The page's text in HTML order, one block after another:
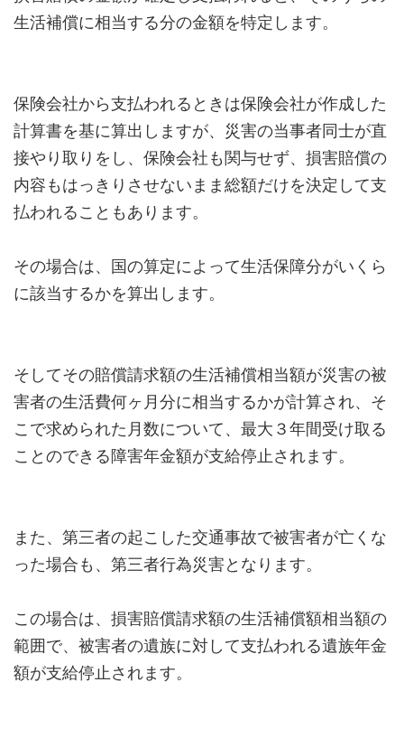
生活補償に相当する分の金額を特定します。
保険会社から支払われるときは保険会社が作成した
計算書を基に算出しますが、災害の当事者同士が直
接やり取りをし、保険会社も関与せず、損害賠償の
内容もはっきりさせないまま総額だけを決定して支
払われることもあります。
その場合は、国の算定によって生活保障分がいくら
に該当するかを算出します。
そしてその賠償請求額の生活補償相当額が災害の被
害者の生活費何ヶ月分に相当するかが計算され、そ
こで求められた月数について、最大３年間受け取る
ことのできる障害年金額が支給停止されます。
また、第三者の起こした交通事故で被害者が亡くな
った場合も、第三者行為災害となります。
この場合は、損害賠償請求額の生活補償額相当額の
範囲で、被害者の遺族に対して支払われる遺族年金
額が支給停止されます。